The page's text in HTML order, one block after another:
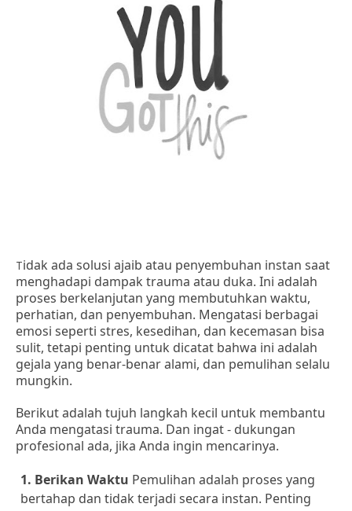
Tidak ada solusi ajaib atau penyembuhan instan saat
menghadapi dampak trauma atau duka. Ini adalah
proses berkelanjutan yang membutuhkan waktu,
perhatian, dan penyembuhan. Mengatasi berbagai
emosi seperti stres, kesedihan, dan kecemasan bisa
sulit, tetapi penting untuk dicatat bahwa ini adalah
gejala yang benar-benar alami, dan pemulihan selalu
mungkin.
Berikut adalah tujuh langkah kecil untuk membantu
Anda mengatasi trauma. Dan ingat - dukungan
profesional ada, jika Anda ingin mencarinya.
1. Berikan Waktu Pemulihan adalah proses yang
bertahap dan tidak terjadi secara instan. Penting